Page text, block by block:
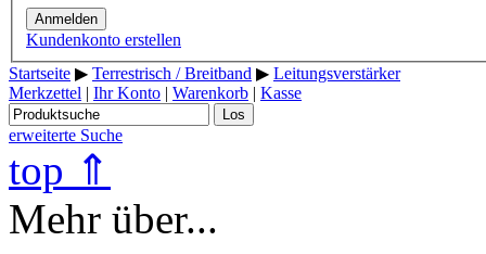
Anmelden
Kundenkonto erstellen
Startseite ▶ Terrestrisch / Breitband ▶ Leitungsverstärker
Merkzettel | Ihr Konto | Warenkorb | Kasse
Los
erweiterte Suche
top ⇑
Mehr über...